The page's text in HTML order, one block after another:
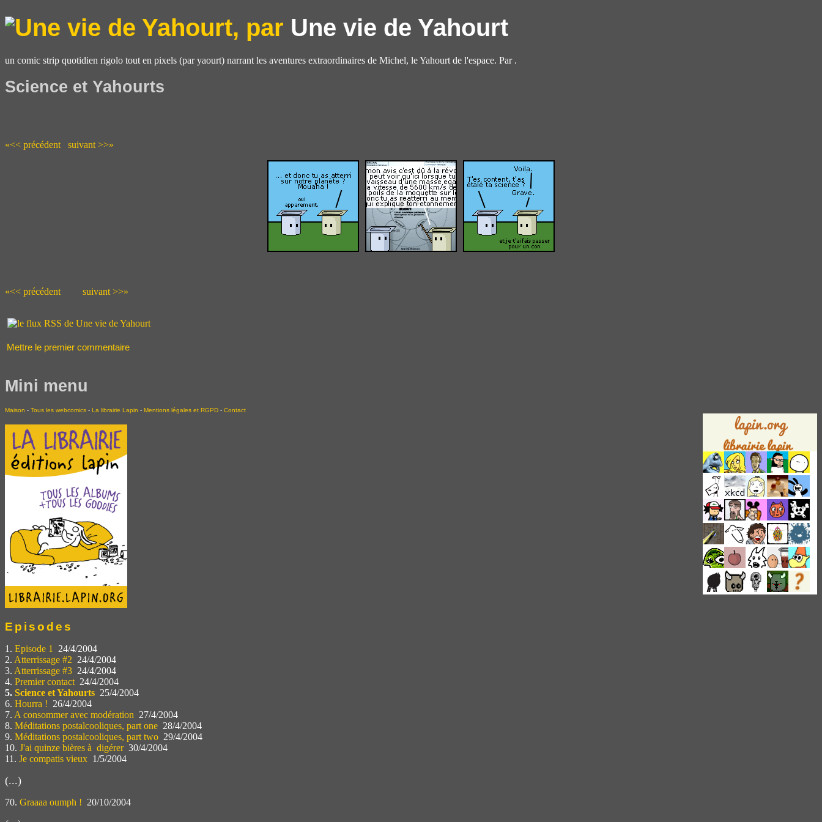
Une vie de Yahourt
un comic strip quotidien rigolo tout en pixels (par yaourt) narrant les aventures extraordinaires de Michel, le Yahourt de l'espace. Par .
Science et Yahourts
«<< précédent suivant >>»
«<< précédent suivant >>»
Mettre le premier commentaire
Mini menu
Maison - Tous les webcomics - La librairie Lapin - Mentions légales et RGPD - Contact
Episodes
1. Episode 1
24/4/2004
2. Atterrissage #2 24/4/2004
3. Atterrissage #3 24/4/2004
4. Premier contact 24/4/2004
5. Science et Yahourts 25/4/2004
6. Hourra ! 26/4/2004
7. A consommer avec modération 27/4/2004
8. Méditations postalcooliques, part one 28/4/2004
9. Méditations postalcooliques, part two 29/4/2004
10. J'ai quinze bières à digérer30/4/2004
11. Je compatis vieux 1/5/2004
(...)
70. Graaaa oumph ! 20/10/2004